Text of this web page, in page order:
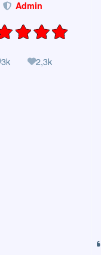
Admin
3k
messaggi2,3k
Reputazione